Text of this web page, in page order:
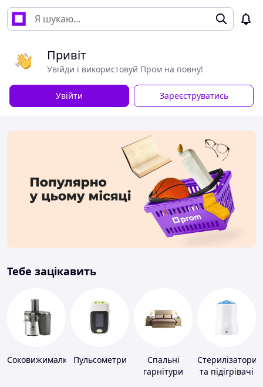
Привіт
Увійди і використовуй Пром на повну!
Увійти Зареєструватись
Тебе зацікавить
Соковижималки Пульсометри
Спальні
гарнітури
Стерилізатори
та підігрівачі